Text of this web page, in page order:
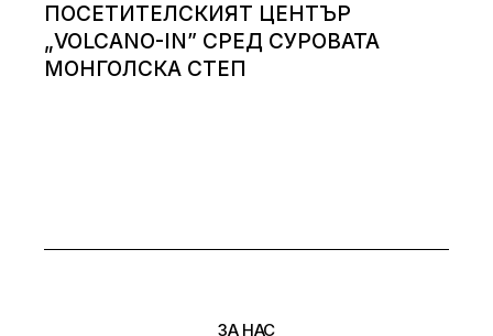
ПОСЕТИТЕЛСКИЯТ ЦЕНТЪР
„VOLCANO-IN” СРЕД СУРОВАТА
МОНГОЛСКА СТЕП
ЗА НАС